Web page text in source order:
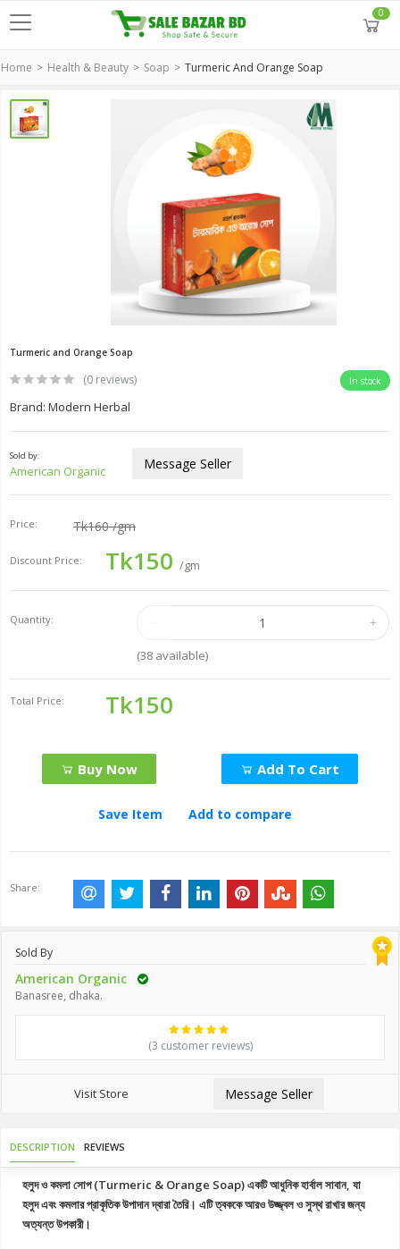
0
Home Health & Beauty Soap Turmeric And Orange Soap
Turmeric and Orange Soap
(0 reviews) In stock
Brand: Modern Herbal
Sold by:
American Organic Message Seller
Price: Tk160/gm
Discount Price: Tk150 /gm
Quantity:
(38available)
Total Price: Tk150
Buy Now Add To Cart
Save Item Add to compare
Share:
Sold By
American Organic
Banasree, dhaka.
(3 customer reviews)
Visit Store Message Seller
DESCRIPTION REVIEWS
হলুদ ও কমলা সোপ (Turmeric & Orange Soap) একটি আধুনিক হার্বাল সাবান, যা
হলুদ এবং কমলার প্রাকৃতিক উপাদান দ্বারা তৈরি। এটি ত্বককে আরও উজ্জ্বল ও সুস্থ রাখার জন্য
অত্যন্ত উপকারী।